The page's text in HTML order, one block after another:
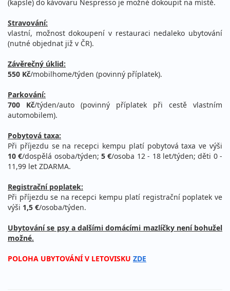
(kapsle) do kávovaru Nespresso je možné dokoupit na místě.
Stravování:
vlastní, možnost dokoupení v restauraci nedaleko ubytování
(nutné objednat již v ČR).
Závěrečný úklid:
550 Kč/mobilhome/týden (povinný příplatek).
Parkování:
700 Kč/týden/auto (povinný příplatek při cestě vlastním
automobilem).
Pobytová taxa:
Při příjezdu se na recepci kempu platí pobytová taxa ve výši
10 €/dospělá osoba/týden;5 €/osoba 12 - 18 let/týden; děti 0 -
11,99 let ZDARMA.
Registrační poplatek:
Při příjezdu se na recepci kempu platí registrační poplatek ve
výši 1,5 €/osoba/týden.
Ubytování se psy a dalšími domácími mazlíčky není bohužel
možné.
POLOHA UBYTOVÁNÍ V LETOVISKU ZDE